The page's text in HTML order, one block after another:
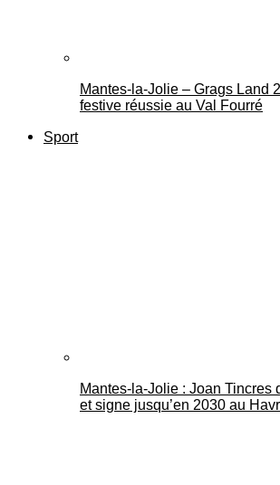
Mantes-la-Jolie – Grags Land
festive réussie au Val Fourré
Sport
Mantes-la-Jolie : Joan Tincres
et signe jusqu’en 2030 au